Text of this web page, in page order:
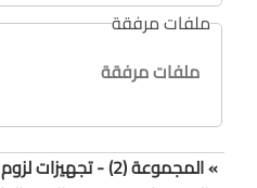
ملفات مرفقة
ملفات مرفقة
» المجموعة (2) -